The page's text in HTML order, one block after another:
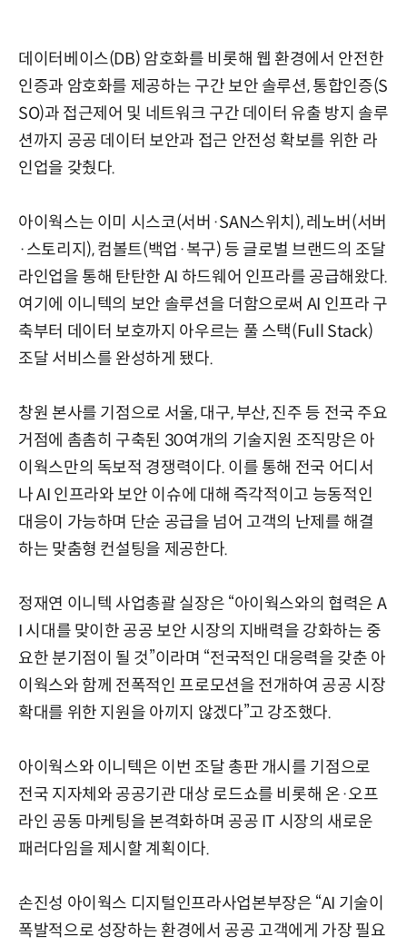
데이터베이스(DB) 암호화를 비롯해 웹 환경에서 안전한
인증과 암호화를 제공하는 구간 보안 솔루션, 통합인증(S
SO)과 접근제어 및 네트워크 구간 데이터 유출 방지 솔루
션까지 공공 데이터 보안과 접근 안전성 확보를 위한 라
인업을 갖췄다.
아이웍스는 이미 시스코(서버·SAN스위치), 레노버(서버
·스토리지), 컴볼트(백업·복구) 등 글로벌 브랜드의 조달
라인업을 통해 탄탄한 AI 하드웨어 인프라를 공급해왔다.
여기에 이니텍의 보안 솔루션을 더함으로써 AI 인프라 구
축부터 데이터 보호까지 아우르는 풀 스택(Full Stack)
조달 서비스를 완성하게 됐다.
창원 본사를 기점으로 서울, 대구, 부산, 진주 등 전국 주요
거점에 촘촘히 구축된 30여개의 기술지원 조직망은 아
이웍스만의 독보적 경쟁력이다. 이를 통해 전국 어디서
나 AI 인프라와 보안 이슈에 대해 즉각적이고 능동적인
대응이 가능하며 단순 공급을 넘어 고객의 난제를 해결
하는 맞춤형 컨설팅을 제공한다.
정재연 이니텍 사업총괄 실장은 “아이웍스와의 협력은 A
I 시대를 맞이한 공공 보안 시장의 지배력을 강화하는 중
요한 분기점이 될 것”이라며 “전국적인 대응력을 갖춘 아
이웍스와 함께 전폭적인 프로모션을 전개하여 공공 시장
확대를 위한 지원을 아끼지 않겠다”고 강조했다.
아이웍스와 이니텍은 이번 조달 총판 개시를 기점으로
전국 지자체와 공공기관 대상 로드쇼를 비롯해 온·오프
라인 공동 마케팅을 본격화하며 공공 IT 시장의 새로운
패러다임을 제시할 계획이다.
손진성 아이웍스 디지털인프라사업본부장은 “AI 기술이
폭발적으로 성장하는 환경에서 공공 고객에게 가장 필요